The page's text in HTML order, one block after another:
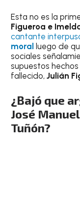
Esta no es la
Figueroa e
cantante
moral luego de
sociales
supuestos
fallecido,Julián
¿Bajó que
José
Tuñón?